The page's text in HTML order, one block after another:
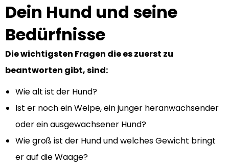
Dein Hund und seine
Bedürfnisse
Die wichtigsten Fragen die es zuerst zu
beantworten gibt, sind:
Wie alt ist der Hund?
Ist er noch ein Welpe, ein junger heranwachsender
oder ein ausgewachsener Hund?
Wie groß ist der Hund und welches Gewicht bringt
er auf die Waage?